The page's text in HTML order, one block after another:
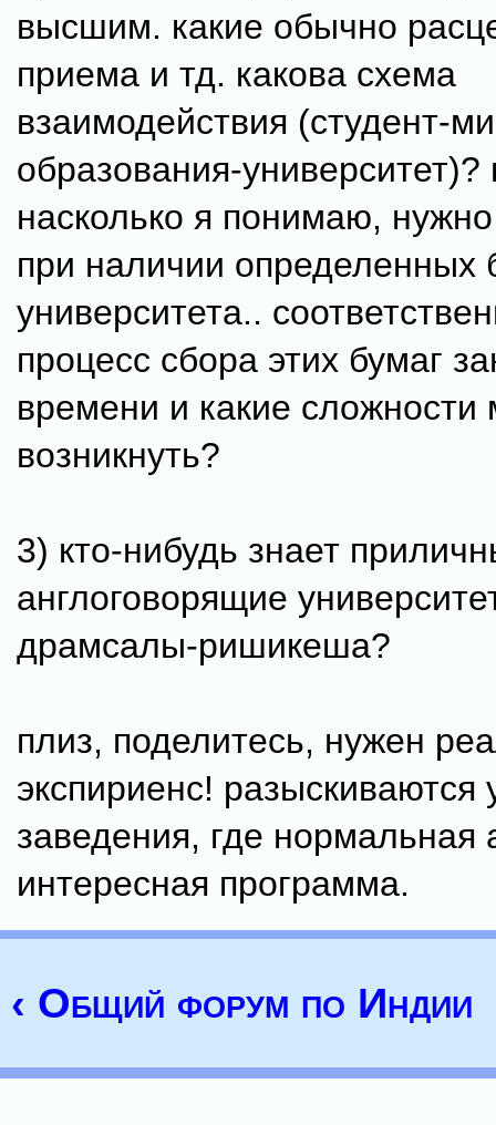
высшим. какие обычно
приема и тд. какова схема
взаимодействия (студент-
образования-университет)?
насколько я понимаю,
при наличии определенных
университета..
процесс сбора этих бумаг
времени и какие сложности
возникнуть?
3) кто-нибудь знает
англоговорящие
драмсалы-ришикеша?
плиз, поделитесь, нужен
экспириенс! разыскиваются
заведения, где
интересная программа.
‹ Общий форум по Индии